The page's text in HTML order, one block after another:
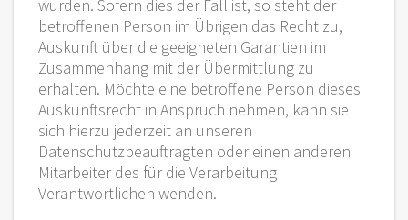
wurden. Sofern dies der Fall ist, so steht der
betroffenen Person im Übrigen das Recht zu,
Auskunft über die geeigneten Garantien im
Zusammenhang mit der Übermittlung zu
erhalten. Möchte eine betroffene Person dieses
Auskunftsrecht in Anspruch nehmen, kann sie
sich hierzu jederzeit an unseren
Datenschutzbeauftragten oder einen anderen
Mitarbeiter des für die Verarbeitung
Verantwortlichen wenden.